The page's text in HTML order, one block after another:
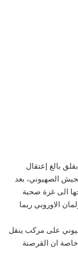
بالغ إعتقال
الصهيوني، بعد
الى غزة صحبة
الاوروبي ريما
على مركب ينقل
ان القرصنة